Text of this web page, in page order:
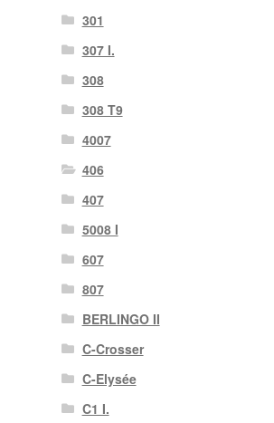
301
307 I.
308
308 T9
4007
406
407
5008 I
607
807
BERLINGO II
C-Crosser
C-Elysée
C1 I.